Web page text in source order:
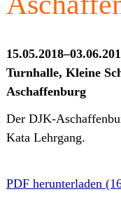
Turnhalle, Kleine
Aschaffenburg
Der DJK-
Kata Lehrgang.
PDF herunterladen